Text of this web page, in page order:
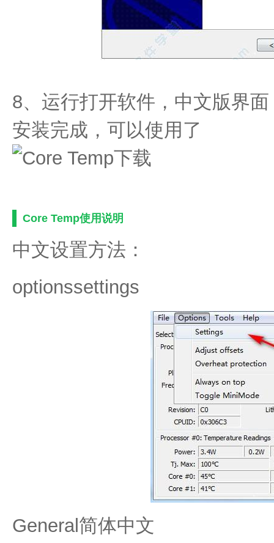
8、运行打开软件，中文版界
安装完成，可以使用了
Core Temp使用说明
中文设置方法：
optionssettings
General简体中文